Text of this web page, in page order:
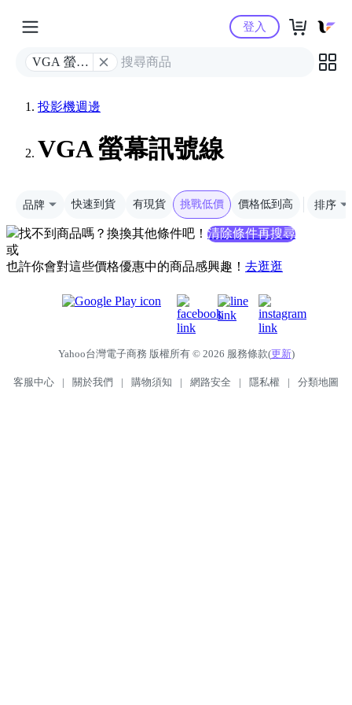
Yahoo購物中心
VGA 螢幕
登入
投影機週邊
VGA 螢幕訊號線
品牌 快速到貨 有現貨 挑戰低價 價格低到高 排序
找不到商品嗎？換換其他條件吧！ 清除條件再搜尋
或
也許你會對這些價格優惠中的商品感興趣！ 去逛逛
Yahoo台灣電子商務 版權所有 © 2026 服務條款(更新)
客服中心 | 關於我們 | 購物須知 | 網路安全 | 隱私權 | 分類地圖